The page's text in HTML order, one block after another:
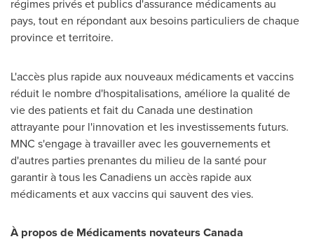
régimes privés et publics d'assurance médicaments au
pays, tout en répondant aux besoins particuliers de chaque
province et territoire.
L'accès plus rapide aux nouveaux médicaments et vaccins
réduit le nombre d'hospitalisations, améliore la qualité de
vie des patients et fait du Canada une destination
attrayante pour l'innovation et les investissements futurs.
MNC s'engage à travailler avec les gouvernements et
d'autres parties prenantes du milieu de la santé pour
garantir à tous les Canadiens un accès rapide aux
médicaments et aux vaccins qui sauvent des vies.
À propos de Médicaments novateursCanada